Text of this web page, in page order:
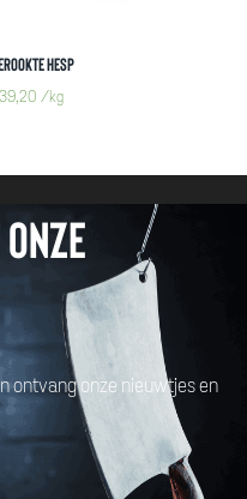
hesp
39,20 /kg
ontvang onze nieuwtjes en